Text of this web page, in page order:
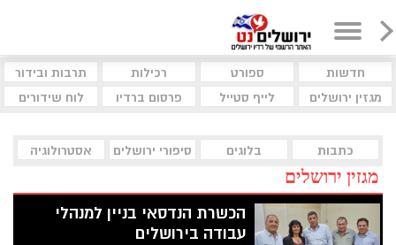
חדשות ספורט רכילות
תרבות ובידור
מגזין ירושלים
לייף סטייל פרסום ברדיו לוח שידורים
כתבות בלוגים סיפורי ירושלים אסטרולוגיה
מגזין ירושלים
הכשרת הנדסאי בניין למנהלי
עבודה בירושלים